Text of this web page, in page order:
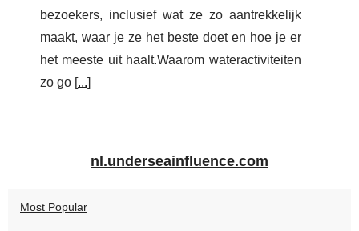
bezoekers, inclusief wat ze zo aantrekkelijk
maakt, waar je ze het beste doet en hoe je er
het meeste uit haalt.Waarom wateractiviteiten
zo go [...]
nl.underseainfluence.com
Most Popular